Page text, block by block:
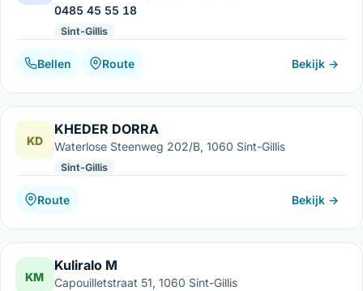
0485 45 55 18
Sint-Gillis
Bellen Route Bekijk →
KD
KHEDER DORRA
Waterlose Steenweg 202/B, 1060 Sint-Gillis
Sint-Gillis
Route Bekijk →
KM
Kuliralo M
Capouilletstraat 51, 1060 Sint-Gillis